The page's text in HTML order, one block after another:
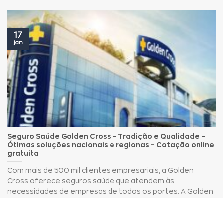
Seguro Saúde Golden Cross – Tradição e Qualidade –
Ótimas soluções nacionais e regionas – Cotação online
gratuita
Com mais de 500 mil clientes empresariais, a Golden
Cross oferece seguros saúde que atendem às
necessidades de empresas de todos os portes. A Golden
17
jan